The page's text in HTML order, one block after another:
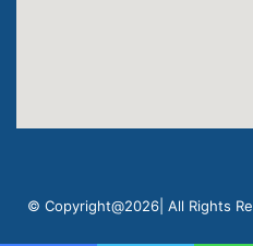
© Copyright@2026| All Rights